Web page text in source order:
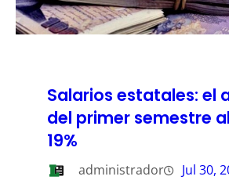
Salarios estatales: el
del primer semestre
19%
administrador Jul 30,